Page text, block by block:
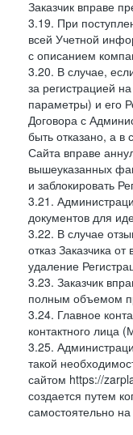
Заказчик вправе
3.19. При
всей Учетной
с описанием
3.20. В случае,
за регистрацией
параметры) и его
Договора с
быть отказано, а
Сайта вправе
вышеуказанных
и заблокировать
3.21.
документов для
3.22. В случае
отказ Заказчика
удаление
3.23. Заказчик
полным объемом
3.24. Главное
контактного лица
3.25.
такой
сайтом https://
создается путем
самостоятельно